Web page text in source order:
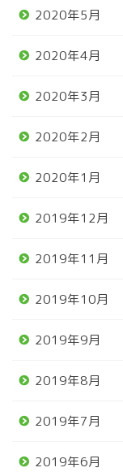
2020年5月
2020年4月
2020年3月
2020年2月
2020年1月
2019年12月
2019年11月
2019年10月
2019年9月
2019年8月
2019年7月
2019年6月